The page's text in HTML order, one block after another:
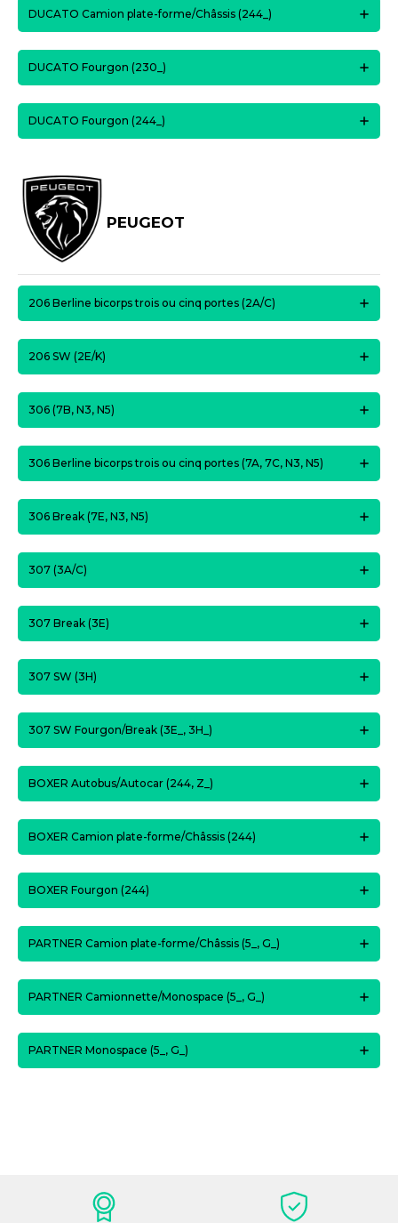
DUCATO Camion plate-forme/Châssis (244_)
DUCATO Fourgon (230_)
DUCATO Fourgon (244_)
PEUGEOT
206 Berline bicorps trois ou cinq portes (2A/C)
206 SW (2E/K)
306 (7B, N3, N5)
306 Berline bicorps trois ou cinq portes (7A, 7C, N3, N5)
306 Break (7E, N3, N5)
307 (3A/C)
307 Break (3E)
307 SW (3H)
307 SW Fourgon/Break (3E_, 3H_)
BOXER Autobus/Autocar (244, Z_)
BOXER Camion plate-forme/Châssis (244)
BOXER Fourgon (244)
PARTNER Camion plate-forme/Châssis (5_, G_)
PARTNER Camionnette/Monospace (5_, G_)
PARTNER Monospace (5_, G_)